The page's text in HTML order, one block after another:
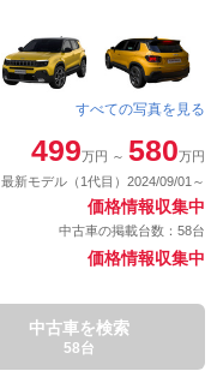
すべての写真を見る
499万円 ～ 580万円
最新モデル（1代目）2024/09/01～
価格情報収集中
中古車の掲載台数：58台
価格情報収集中
中古車を検索
58台